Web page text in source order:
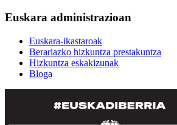
Euskara administrazioan
Euskara-ikastaroak
Berariazko hizkuntza prestakuntza
Hizkuntza eskakizunak
Bloga